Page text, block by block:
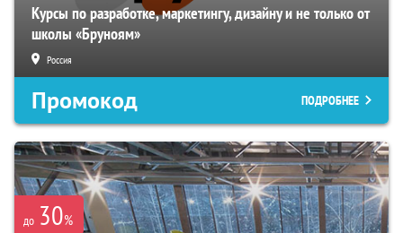
Курсы по разработке, маркетингу, дизайну и не только от
школы «Бруноям»
Россия
Промокод ПОДРОБНЕЕ
до 30%